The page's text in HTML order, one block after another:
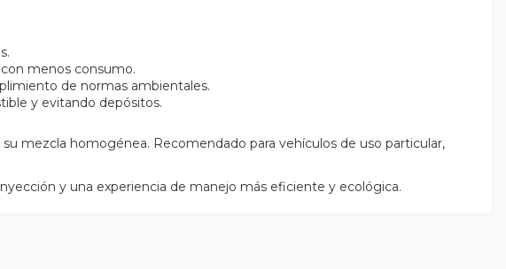
menos consumo.
de normas ambientales.
y evitando depósitos.
mezcla homogénea. Recomendado para vehículos de uso particular,
y una experiencia de manejo más eficiente y ecológica.